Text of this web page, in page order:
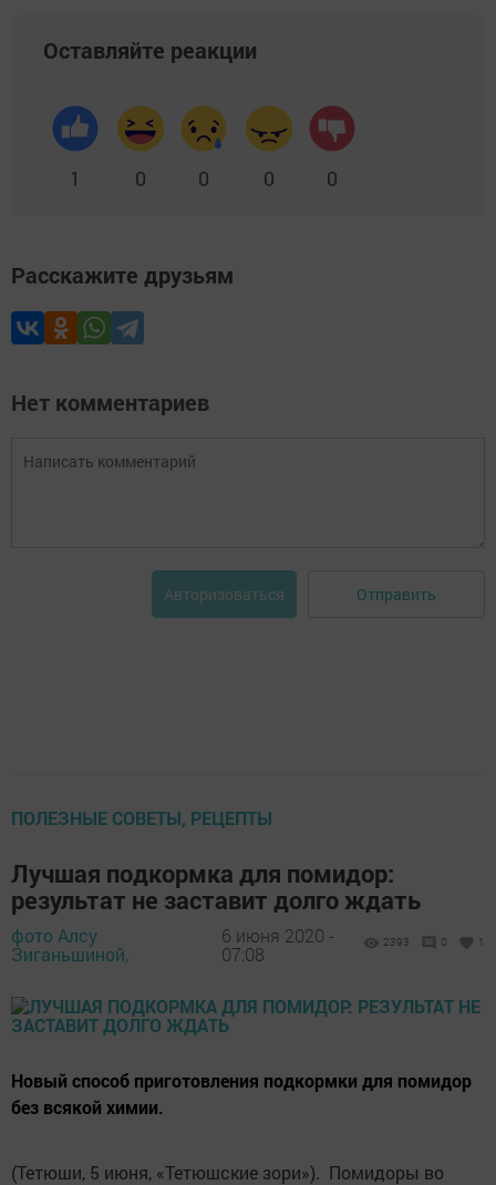
Оставляйте реакции
1 0 0 0 0
Расскажите друзьям
Нет комментариев
Авторизоваться Отправить
ПОЛЕЗНЫЕ СОВЕТЫ, РЕЦЕПТЫ
Лучшая подкормка для помидор:
результат не заставит долго ждать
фото Алсу
Зиганьшиной,
6 июня 2020 -
07:08
2393 0 1
Новый способ приготовления подкормки для помидор
без всякой химии.
(Тетюши, 5 июня, «Тетюшские зори»). Помидоры во